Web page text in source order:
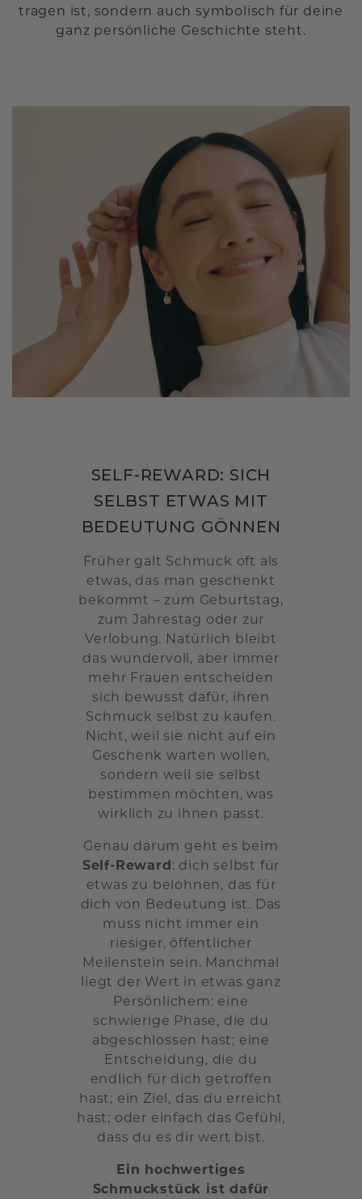
tragen ist, sondern auch symbolisch für deine
ganz persönliche Geschichte steht.
SELF-REWARD: SICH
SELBST ETWAS MIT
BEDEUTUNG GÖNNEN
Früher galt Schmuck oft als
etwas, das man geschenkt
bekommt – zum Geburtstag,
zum Jahrestag oder zur
Verlobung. Natürlich bleibt
das wundervoll, aber immer
mehr Frauen entscheiden
sich bewusst dafür, ihren
Schmuck selbst zu kaufen.
Nicht, weil sie nicht auf ein
Geschenk warten wollen,
sondern weil sie selbst
bestimmen möchten, was
wirklich zu ihnen passt.
Genau darum geht es beim
Self-Reward : dich selbst für
etwas zu belohnen, das für
dich von Bedeutung ist. Das
muss nicht immer ein
riesiger, öffentlicher
Meilenstein sein. Manchmal
liegt der Wert in etwas ganz
Persönlichem: eine
schwierige Phase, die du
abgeschlossen hast; eine
Entscheidung, die du
endlich für dich getroffen
hast; ein Ziel, das du erreicht
hast; oder einfach das Gefühl,
dass du es dir wert bist.
Ein hochwertiges
Schmuckstück ist dafür